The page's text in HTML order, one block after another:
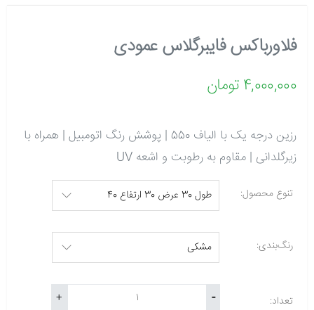
فلاورباکس فایبرگلاس عمودی
4,000,000 تومان
رزین درجه یک با الیاف 550 | پوشش رنگ اتومبیل | همراه با
زیرگلدانی | مقاوم به رطوبت و اشعه UV
تنوع محصول:
رنگ‌بندی:
تعداد: -
+